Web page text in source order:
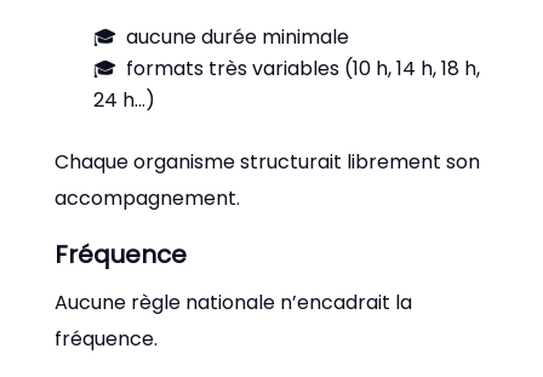
aucune durée minimale
formats très variables (10 h, 14 h, 18 h,
24 h…)
Chaque organisme structurait librement son
accompagnement.
Fréquence
Aucune règle nationale n’encadrait la
fréquence.